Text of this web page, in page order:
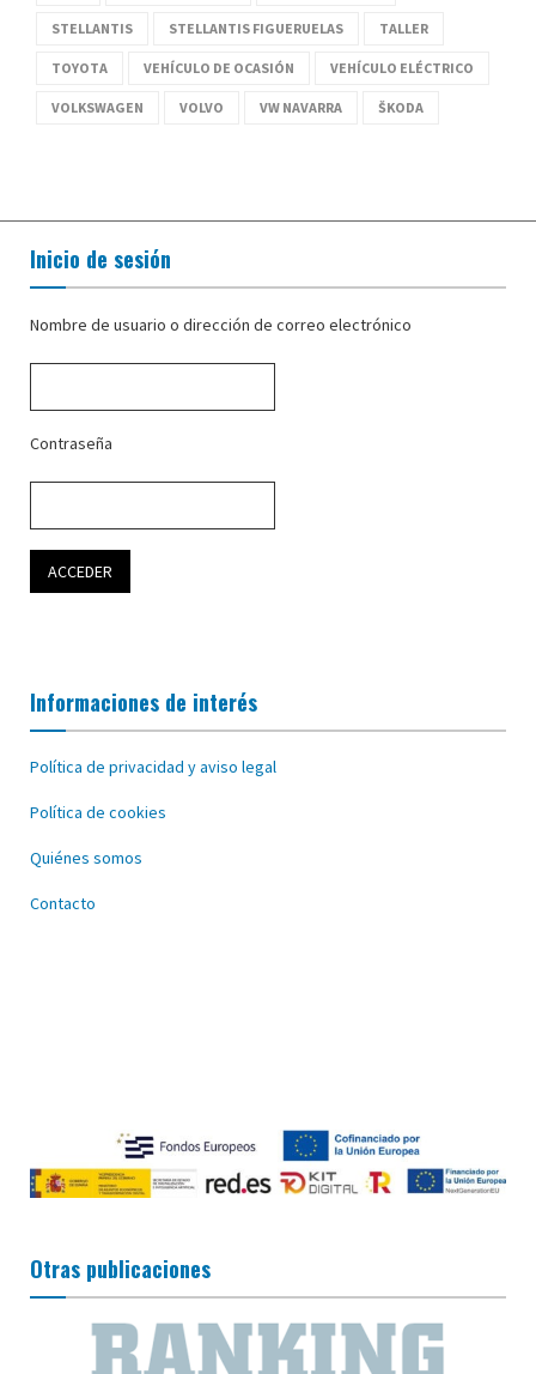
STELLANTIS STELLANTIS FIGUERUELAS TALLER
TOYOTA VEHÍCULO DE OCASIÓN VEHÍCULO ELÉCTRICO
VOLKSWAGEN VOLVO VW NAVARRA ŠKODA
Inicio de sesión
Nombre de usuario o dirección de correo electrónico
Contraseña
Informaciones de interés
Política de privacidad y aviso legal
Política de cookies
Quiénes somos
Contacto
Otras publicaciones